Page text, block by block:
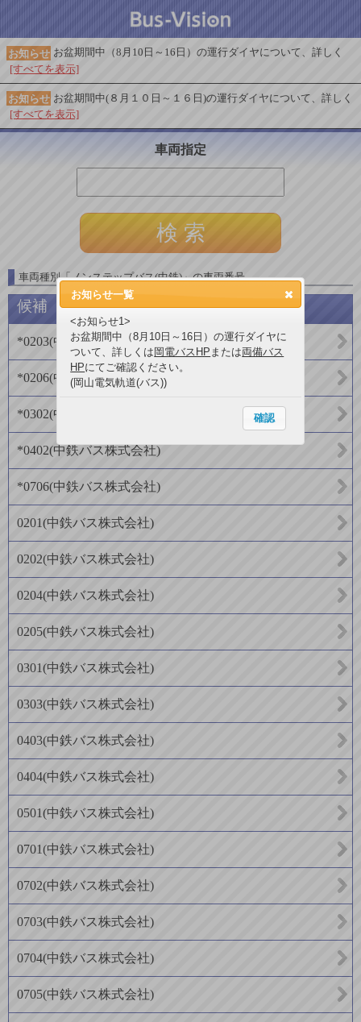
お知らせ お盆期間中（8月10日～16日）の運行ダイヤについて、詳しく
[すべてを表示]
お知らせ お盆期間中(８月１０日～１６日)の運行ダイヤについて、詳しく
[すべてを表示]
車両指定
車両種別「ノンステップバス(中鉄)」の車両番号
候補
*0203(中鉄バス株式会社)
*0206(中鉄バス株式会社)
*0302(中鉄バス株式会社
*0402(中鉄バス株式会社)
*0706(中鉄バス株式会社)
0201(中鉄バス株式会社)
0202(中鉄バス株式会社)
0204(中鉄バス株式会社)
0205(中鉄バス株式会社)
0301(中鉄バス株式会社)
0303(中鉄バス株式会社)
0403(中鉄バス株式会社)
0404(中鉄バス株式会社)
0501(中鉄バス株式会社)
0701(中鉄バス株式会社)
0702(中鉄バス株式会社)
0703(中鉄バス株式会社)
0704(中鉄バス株式会社)
0705(中鉄バス株式会社)
お知らせ一覧
<お知らせ1>
お盆期間中（8月10日～16日）の運行ダイヤに
ついて、詳しくは 岡電バスHP または両備バス
HPにてご確認ください。
(岡山電気軌道(バス))
確認